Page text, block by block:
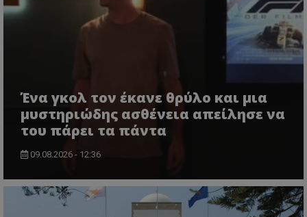
Ένα γκολ τον έκανε θρύλο και μια
μυστηριώδης ασθένεια απείλησε να
του πάρει τα πάντα
09.08.2026 - 12:36